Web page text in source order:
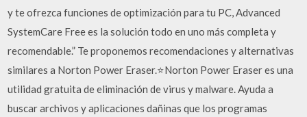
y te ofrezca funciones de optimización para tu PC, Advanced
SystemCare Free es la solución todo en uno más completa y
recomendable.” Te proponemos recomendaciones y alternativas
similares a Norton Power Eraser.⭐Norton Power Eraser es una
utilidad gratuita de eliminación de virus y malware. Ayuda a
buscar archivos y aplicaciones dañinas que los programas